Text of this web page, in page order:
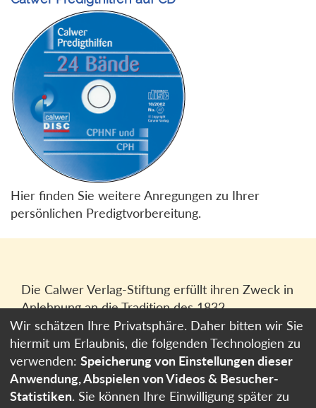
Hier finden Sie weitere Anregungen zu Ihrer
persönlichen Predigtvorbereitung.
Die Calwer Verlag-Stiftung erfüllt ihren Zweck in
Anlehnung an die Tradition des 1832
gegründeten Calwer Verlagsvereins, der
heutigen Calwer Verlag Bücher und Medien
GmbHin Stuttgart.
Impressum
Datenschutzerklärung
Wir schätzen Ihre Privatsphäre. Daher bitten wir Sie
hiermit um Erlaubnis, die folgenden Technologien zu
verwenden: Speicherung von Einstellungen dieser
Anwendung, Abspielen von Videos & Besucher-
Statistiken. Sie können Ihre Einwilligung später zu